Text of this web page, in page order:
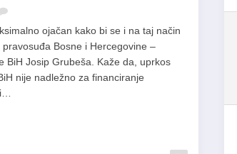
ojačan kako bi se i na taj način
Bosne i Hercegovine –
BiH Josip Grubeša. Kaže da, uprkos
nije nadležno za financiranje